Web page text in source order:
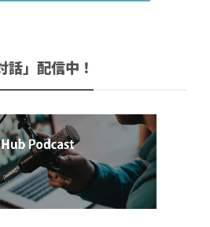
」配信中！